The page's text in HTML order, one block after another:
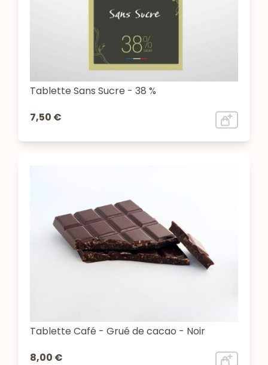
Tablette Sans Sucre - 38 %
7,50 €
Tablette Café - Grué de cacao - Noir
8,00 €